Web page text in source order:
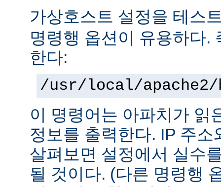
가상호스트 설정을 테스
명령행 옵션이 유용하다.
한다:
/usr/local/
이 명령어는 아파치가 읽
정보를 출력한다. IP 주
살펴보면 설정에서 실수
될 것이다. (다른 명령행